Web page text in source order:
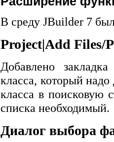
В среду JBuilder 7
Project|Add Files/
Добавлено
класса, который надо
класса в поисковую
списка необходимый.
Диалог выбора